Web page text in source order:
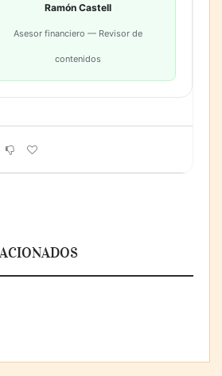
Ramón Castell
Asesor financiero — Revisor de
contenidos